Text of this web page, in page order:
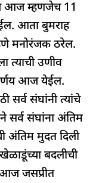
आज म्हणजेच 11
आता बुमराह
मनोरंजक ठरेल.
त्याची उणीव
आज येईल.
सर्व संघांनी त्यांचे
सर्व संघांना अंतिम
अंतिम मुदत दिली
बदलीची
जसप्रीत